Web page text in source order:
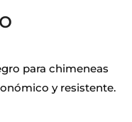
para chimeneas
y resistente.